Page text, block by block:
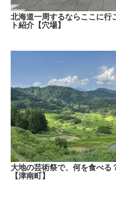
北海道一周するならここに行
ト紹介【穴場】
大地の芸術祭で、何を食べる
【津南町】